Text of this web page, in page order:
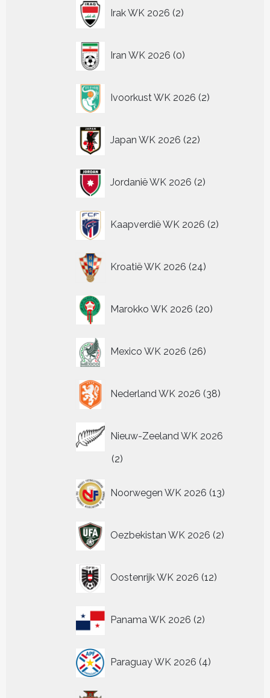
Irak WK 2026 2
producten
Iran WK 2026 0
producten
Ivoorkust WK 2026 2
producten
Japan WK 2026 22
producten
Jordanië WK 2026 2
producten
Kaapverdië WK 2026 2
producten
Kroatië WK 2026 24
producten
Marokko WK 2026 20
producten
Mexico WK 2026 26
producten
Nederland WK 2026 38
producten
Nieuw-Zeeland WK 2026
22
Noorwegen WK 2026 13
producten
Oezbekistan WK 2026 2
producten
Oostenrijk WK 2026 12
producten
Panama WK 2026 2
producten
Paraguay WK 2026 4
producten